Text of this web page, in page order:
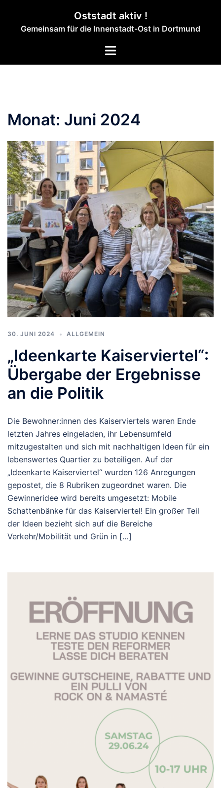
springen
Oststadt aktiv !
Gemeinsam für die Innenstadt-Ost in Dortmund
Menü
Monat: Juni 2024
30. JUNI 2024 ALLGEMEIN
„Ideenkarte Kaiserviertel“:
Übergabe der Ergebnisse
an die Politik
Die Bewohner:innen des Kaiserviertels waren Ende
letzten Jahres eingeladen, ihr Lebensumfeld
mitzugestalten und sich mit nachhaltigen Ideen für ein
lebenswertes Quartier zu beteiligen. Auf der
„Ideenkarte Kaiserviertel“ wurden 126 Anregungen
gepostet, die 8 Rubriken zugeordnet waren. Die
Gewinneridee wird bereits umgesetzt: Mobile
Schattenbänke für das Kaiserviertel! Ein großer Teil
der Ideen bezieht sich auf die Bereiche
Verkehr/Mobilität und Grün in […]